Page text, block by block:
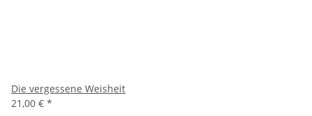
Die vergessene Weisheit
21,00 € *